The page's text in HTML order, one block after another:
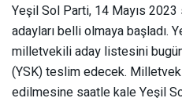
Yeşil Sol Parti, 14 Mayıs
adayları belli olmaya başladı.
milletvekili aday listesini
(YSK) teslim edecek.
edilmesine saatle kale Yeşil